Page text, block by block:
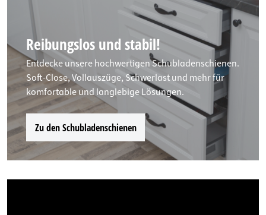
Reibungslos und stabil!
Entdecke unsere hochwertigen Schubladenschienen.
Soft-Close, Vollauszüge, Schwerlast und mehr für
komfortable und langlebige Lösungen.
Zu den Schubladenschienen